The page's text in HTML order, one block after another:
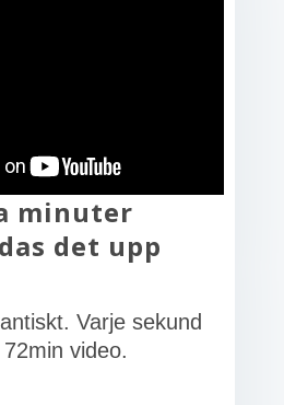
minuter
det upp
Varje sekund
video.